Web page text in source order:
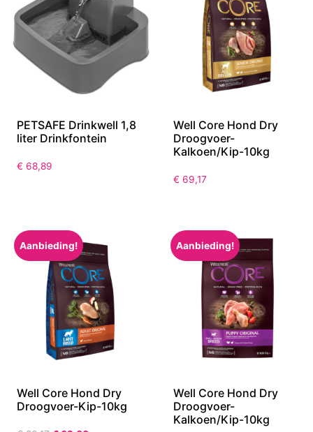
PETSAFE Drinkwell 1,8
liter Drinkfontein
€ 68,89
Well Core Hond Dry
Droogvoer-
Kalkoen/Kip-10kg
€ 69,17
Aanbieding!
Well Core Hond Dry
Droogvoer-Kip-10kg
Aanbieding!
Well Core Hond Dry
Droogvoer-
Kalkoen/Kip-10kg